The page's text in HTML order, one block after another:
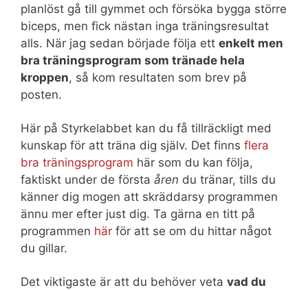
planlöst gå till gymmet och försöka bygga större
biceps, men fick nästan inga träningsresultat
alls. När jag sedan började följa ett enkelt men
bra träningsprogram som tränade hela
kroppen, så kom resultaten som brev på
posten.
Här på Styrkelabbet kan du få tillräckligt med
kunskap för att träna dig själv. Det finns flera
bra träningsprogram här som du kan följa,
faktiskt under de första åren du tränar, tills du
känner dig mogen att skräddarsy programmen
ännu mer efter just dig. Ta gärna en titt på
programmen här för att se om du hittar något
du gillar.
Det viktigaste är att du behöver veta vad du